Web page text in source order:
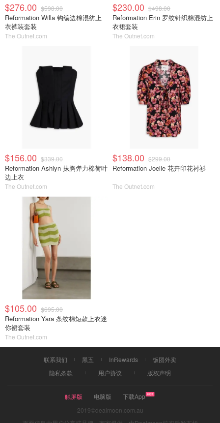
$276.00 $598.00
Reformation Willa 钩编边棉混纺上
衣裤装套装
The Outnet.com
$230.00 $498.00
Reformation Erin 罗纹针织棉混纺上
衣裙套装
The Outnet.com
$156.00 $339.00
Reformation Ashlyn 抹胸弹力棉荷叶
边上衣
The Outnet.com
$138.00 $299.00
Reformation Joelle 花卉印花衬衫
The Outnet.com
$105.00 $695.00
Reformation Yara 条纹棉短款上衣迷
你裙套装
The Outnet.com
联系我们 黑五 InRewards
饭团外卖
隐私条款
用户协议 版权声明
触屏版 电脑版
下载App
2019©dealmoon.com.au